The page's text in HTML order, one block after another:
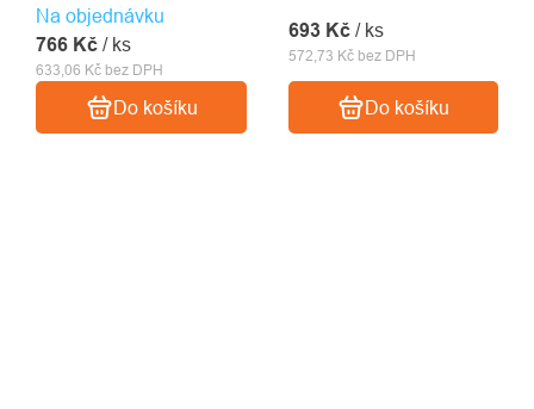
Na objednávku
633,06 Kč bez DPH
766 Kč / ks
Do košíku
572,73 Kč bez DPH
693 Kč / ks
Do košíku